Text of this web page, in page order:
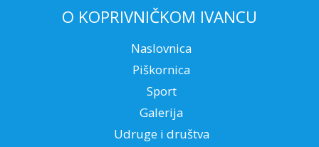
O KOPRIVNIČKOM IVANCU
Naslovnica
Piškornica
Sport
Galerija
Udruge i društva